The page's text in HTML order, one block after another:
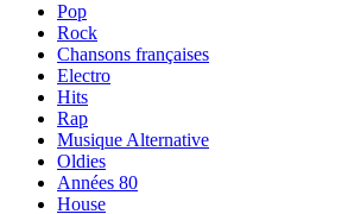
Pop
Rock
Chansons françaises
Electro
Hits
Rap
Musique Alternative
Oldies
Années 80
House